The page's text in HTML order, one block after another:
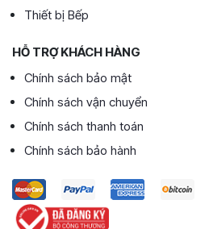
Thiết bị Bếp
HỖ TRỢ KHÁCH HÀNG
Chính sách bảo mật
Chính sách vận chuyển
Chính sách thanh toán
Chính sách bảo hành